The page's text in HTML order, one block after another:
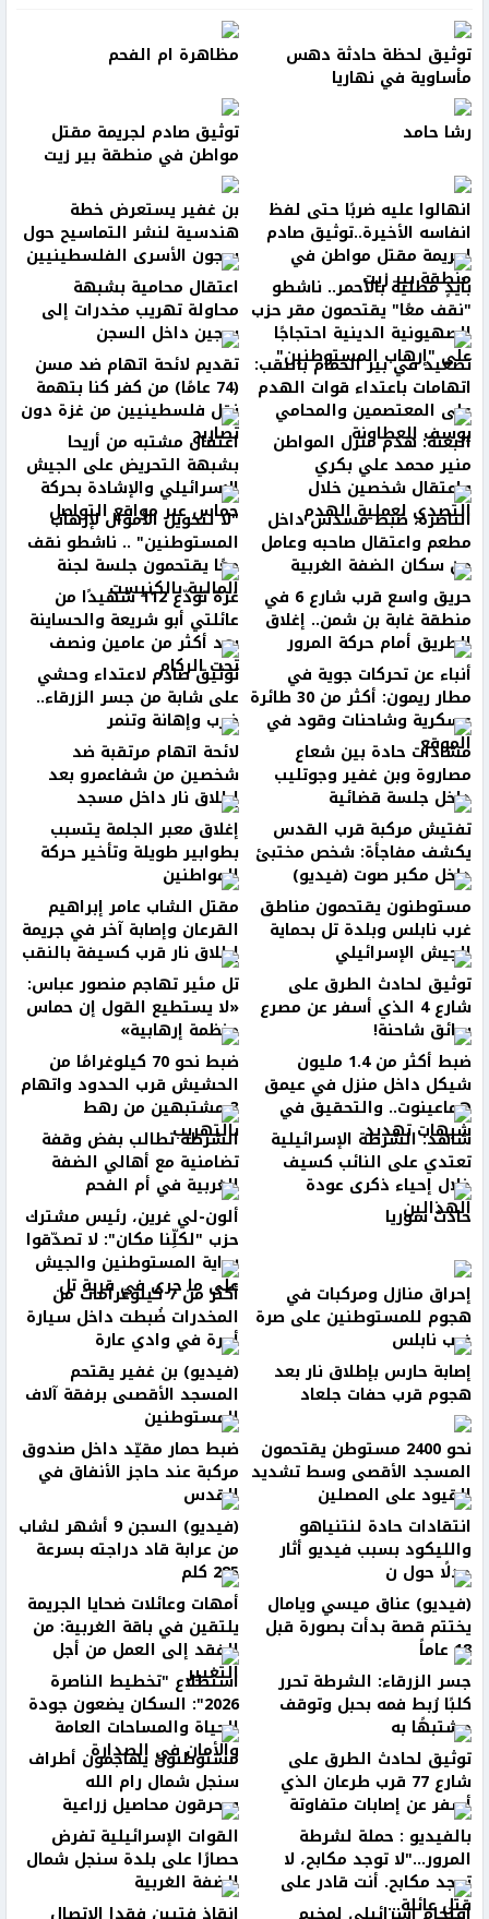
توثيق لحظة حادثة دهس
مأساوية في نهاريا
مظاهرة ام الفحم
رشا حامد توثيق صادم لجريمة مقتل
مواطن في منطقة بير زيت
انهالوا عليه ضربًا حتى لفظ
انفاسه الأخيرة..توثيق صادم
لجريمة مقتل مواطن في
منطقة بير زيت
بن غفير يستعرض خطة
هندسية لنشر التماسيح حول
سجون الأسرى الفلسطينيين
بأيدٍ مطلية بالأحمر.. ناشطو
"نقف معًا" يقتحمون مقر حزب
الصهيونية الدينية احتجاجًا
على "إرهاب المستوطنين"
اعتقال محامية بشبهة
محاولة تهريب مخدرات إلى
سجين داخل السجن
تصعيد في بير الحمام بالنقب:
اتهامات باعتداء قوات الهدم
على المعتصمين والمحامي
يوسف العطاونة
تقديم لائحة اتهام ضد مسن
(74 عامًا) من كفر كنا بتهمة
نقل فلسطينيين من غزة دون
تصاريح البعنة: هدم منزل المواطن
منير محمد علي بكري
واعتقال شخصين خلال
التصدي لعملية الهدم
اعتقال مشتبه من أريحا
بشبهة التحريض على الجيش
الإسرائيلي والإشادة بحركة
حماس عبر مواقع التواصل الناصرة: ضبط مسدس داخل
مطعم واعتقال صاحبه وعامل
من سكان الضفة الغربية
"لا لتحويل الأموال لإرهاب
المستوطنين" .. ناشطو نقف
معًا يقتحمون جلسة لجنة
المالية بالكنيست حريق واسع قرب شارع 6 في
منطقة غابة بن شمن.. إغلاق
الطريق أمام حركة المرور
غزة تودّع 112 شهيدًا من
عائلتي أبو شريعة والحساينة
بعد أكثر من عامين ونصف
تحت الركام أنباء عن تحركات جوية في
مطار ريمون: أكثر من 30 طائرة
عسكرية وشاحنات وقود في
الموقع
توثيق صادم لاعتداء وحشي
على شابة من جسر الزرقاء..
ضرب وإهانة وتنمر
مشادات حادة بين شعاع
مصاروة وبن غفير وجوتليب
داخل جلسة قضائية
لائحة اتهام مرتقبة ضد
شخصين من شفاعمرو بعد
إطلاق نار داخل مسجد
تفتيش مركبة قرب القدس
يكشف مفاجأة: شخص مختبئ
داخل مكبر صوت (فيديو)
إغلاق معبر الجلمة يتسبب
بطوابير طويلة وتأخير حركة
المواطنين
مستوطنون يقتحمون مناطق
غرب نابلس وبلدة تل بحماية
الجيش الإسرائيلي
مقتل الشاب عامر إبراهيم
القرعان وإصابة آخر في جريمة
إطلاق نار قرب كسيفة بالنقب
توثيق لحادث الطرق على
شارع 4 الذي أسفر عن مصرع
سائق شاحنة!
تل مئير تهاجم منصور عباس:
«لا يستطيع القول إن حماس
منظمة إرهابية»
ضبط أكثر من 1.4 مليون
شيكل داخل منزل في عيمق
هماعينوت.. والتحقيق في
شبهات تهديد
ضبط نحو 70 كيلوغرامًا من
الحشيش قرب الحدود واتهام
3 مشتبهين من رهط
بالتهريب شاهد: الشرطة الإسرائيلية
تعتدي على النائب كسيف
خلال إحياء ذكرى عودة
الهذالين
الشرطة تطالب بفض وقفة
تضامنية مع أهالي الضفة
الغربية في أم الفحم
حادث سوريا
ألون-لي غرين، رئيس مشترك
حزب "لكلِّنا مكان": لا تصدّقوا
رواية المستوطنين والجيش
على ما جرى في قرية تل إحراق منازل ومركبات في
هجوم للمستوطنين على صرة
غرب نابلس
أكثر من 7 كيلوغرامات من
المخدرات ضُبطت داخل سيارة
أجرة في وادي عارة
إصابة حارس بإطلاق نار بعد
هجوم قرب حفات جلعاد
(فيديو) بن غفير يقتحم
المسجد الأقصىى برفقة آلاف
المستوطنين
نحو 2400 مستوطن يقتحمون
المسجد الأقصى وسط تشديد
القيود على المصلين
ضبط حمار مقيّد داخل صندوق
مركبة عند حاجز الأنفاق في
القدس
انتقادات حادة لنتنياهو
والليكود بسبب فيديو أثار
جدلًا حول ن
(فيديو) السجن 9 أشهر لشاب
من عرابة قاد دراجته بسرعة
285 كلم
(فيديو) عناق ميسي ويامال
يختتم قصة بدأت بصورة قبل
18 عاماً
أمهات وعائلات ضحايا الجريمة
يلتقين في باقة الغربية: من
الفقد إلى العمل من أجل
التغيير جسر الزرقاء: الشرطة تحرر
كلبًا رُبط فمه بحبل وتوقف
مشتبهًا به
استطلاع "تخطيط الناصرة
2026": السكان يضعون جودة
الحياة والمساحات العامة
والأمان في الصدارة توثيق لحادث الطرق على
شارع 77 قرب طرعان الذي
أسفر عن إصابات متفاوتة
مستوطنون يهاجمون أطراف
سنجل شمال رام الله
ويحرقون محاصيل زراعية
بالفيديو : حملة لشرطة
المرور..."لا توجد مكابح، لا
توجد مكابح. أنت قادر على
قتل عائلة...
القوات الإسرائيلية تفرض
حصارًا على بلدة سنجل شمال
الضفة الغربية